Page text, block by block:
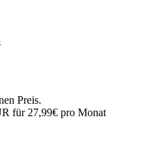
Preis.
für 27,99€ pro Monat